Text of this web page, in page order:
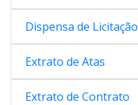
Dispensa de Licitação
Extrato de Atas
Extrato de Contrato